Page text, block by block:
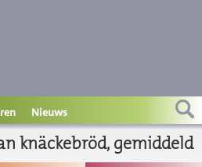
Nieuws
knäckebröd, gemiddeld